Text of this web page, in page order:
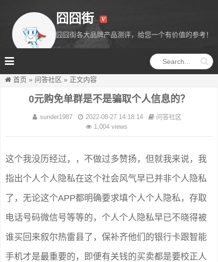
囧囧街
囧囧街各大品牌产品测评，给您一个有价值的参考！
首页 » 问答社区 » 正文内容
0元购免单群是不是骗取个人信息的？
sunder1987 2022-08-27 14:18:14
问答社区
1,004 views
这个我没历经过，，不做过多赞扬，但就我来说，我
指出个人个人隐私在这个社会风气早已并非个人隐私
了，无论这个APP都明确要求填个人个人隐私，存取
电话号码微信号等等的，个人个人隐私早已不晓得被
谁买回来叙尔热雷县了，保补齐他们的银行卡跟智能
手机才是最重要的，即便有关钱的买卖都是要校正人